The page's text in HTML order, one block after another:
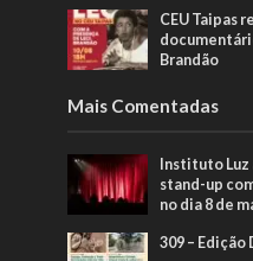
CEU Taipas
Brandão
Mais Comentadas
Instituto Luz
stand-up
no dia 8 de
309 – Edição